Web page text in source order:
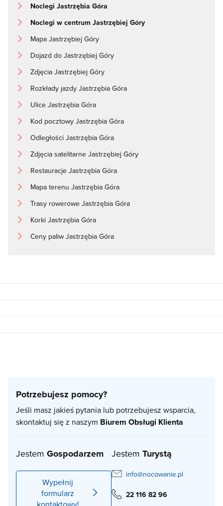
Noclegi Jastrzębia Góra
Noclegi w centrum Jastrzębiej Góry
Mapa Jastrzębiej Góry
Dojazd do Jastrzębiej Góry
Zdjęcia Jastrzębiej Góry
Rozkłady jazdy Jastrzębia Góra
Ulice Jastrzębia Góra
Kod pocztowy Jastrzębia Góra
Odległości Jastrzębia Góra
Zdjęcia satelitarne Jastrzębiej Góry
Restauracje Jastrzębia Góra
Mapa terenu Jastrzębia Góra
Trasy rowerowe Jastrzębia Góra
Korki Jastrzębia Góra
Ceny paliw Jastrzębia Góra
Potrzebujesz pomocy?
Jeśli masz jakieś pytania lub potrzebujesz wsparcia,
skontaktuj się z naszym Biurem Obsługi Klienta
Jestem Gospodarzem
Wypełnij
formularz
Jestem Turystą
info@nocowanie.pl
22 116 82 96